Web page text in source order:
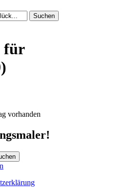
Suchen
für
vorhanden